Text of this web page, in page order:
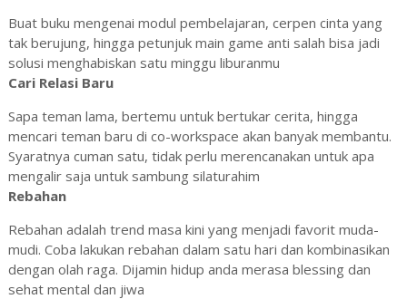
Buat buku mengenai modul pembelajaran, cerpen cinta yang
tak berujung, hingga petunjuk main game anti salah bisa jadi
solusi menghabiskan satu minggu liburanmu
Cari Relasi Baru
Sapa teman lama, bertemu untuk bertukar cerita, hingga
mencari teman baru di co-workspace akan banyak membantu.
Syaratnya cuman satu, tidak perlu merencanakan untuk apa
mengalir saja untuk sambung silaturahim
Rebahan
Rebahan adalah trend masa kini yang menjadi favorit muda-
mudi. Coba lakukan rebahan dalam satu hari dan kombinasikan
dengan olah raga. Dijamin hidup anda merasa blessing dan
sehat mental dan jiwa